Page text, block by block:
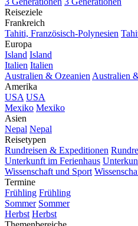
Reiseziele
Frankreich
Tahiti, Französisch-Polynesien
Europa
Island Island
Italien Italien
Australien & Ozeanien Australien
Amerika
USA USA
Mexiko Mexiko
Asien
Nepal Nepal
Reisetypen
Rundreisen & Expeditionen
Unterkunft im Ferienhaus
Wissenschaft und Sport
Termine
Frühling Frühling
Sommer Sommer
Herbst Herbst